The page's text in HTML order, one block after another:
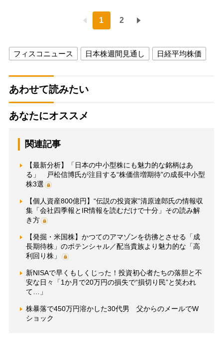
1 2
フィスコニュース 日本株週間見通し 日経平均株価
あわせて読みたい
あなたにオススメ
関連記事
【最新分析】「日本の中小型株にも魅力的な銘柄はあ
る」 戸松信博氏が注目する“株価倍増期待”の成長中小型
株3選
【個人資産800億円】“伝説の投資家”清原達郎氏の情報収
集「会社四季報とIR情報を読むだけで十分」その読み解
き方
【発掘・米国株】かつてのアマゾンを彷彿とさせる「成
長期待株」のポテンシャル／配当貴族より魅力的な「高
利回り株」
新NISAで早くもしくじった！投資初心者たちの落胆と不
安な日々「1か月で20万円の損失で“損切り民”と笑われ
て…」
株暴落で450万円溶かした30代男 父からのメールでW
ショック